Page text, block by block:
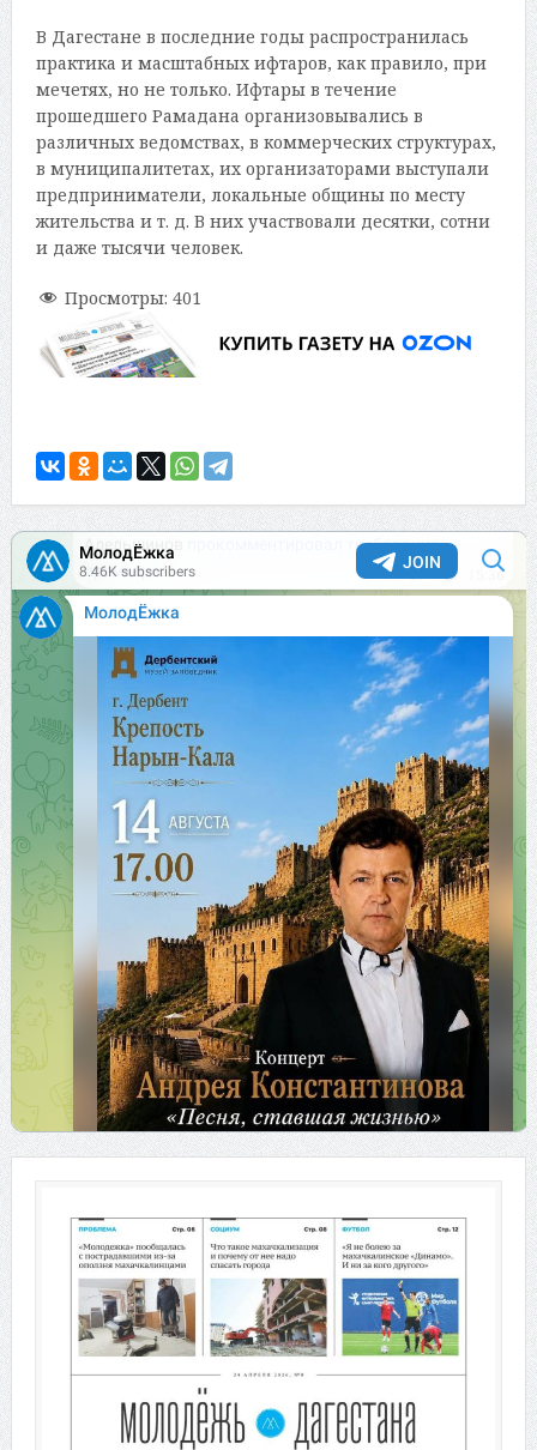
В Дагестане в последние годы распространилась
практика и масштабных ифтаров, как правило, при
мечетях, но не только. Ифтары в течение
прошедшего Рамадана организовывались в
различных ведомствах, в коммерческих структурах,
в муниципалитетах, их организаторами выступали
предприниматели, локальные общины по месту
жительства и т. д. В них участвовали десятки, сотни
и даже тысячи человек.
Просмотры: 401